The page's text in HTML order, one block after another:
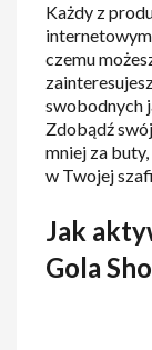
Każdy z
czemu
swobodnych
Zdobądź swój
mniej za
w Twojej
Jak
Gola